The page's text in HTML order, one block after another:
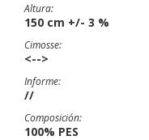
Altura:
150 cm +/- 3 %
Cimosse:
<-->
Informe:
//
Composición:
100% PES